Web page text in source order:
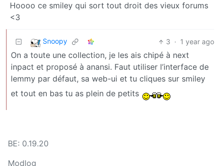
Hoooo ce smiley qui sort tout droit des vieux forums
<3
Snoopy 3 · 1 year ago
On a toute une collection, je les ais chipé à next
inpact et proposé à anansi. Faut utiliser l’interface de
lemmy par défaut, sa web-ui et tu cliques sur smiley
et tout en bas tu as plein de petits
BE: 0.19.20
Modlog